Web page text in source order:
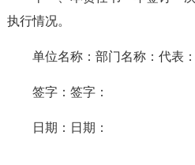
执行情况。
单位名称：部门名称：代表
签字：签字：
日期：日期：